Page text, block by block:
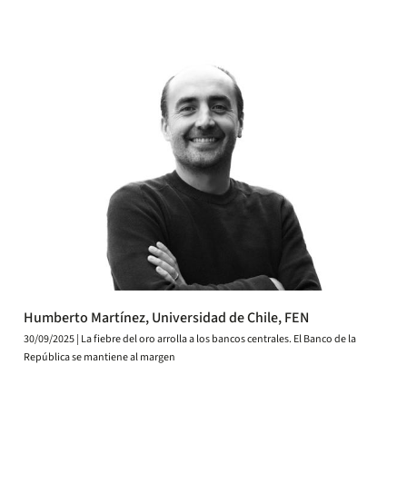
Humberto Martínez, Universidad de Chile, FEN
30/09/2025 | La fiebre del oro arrolla a los bancos centrales. El Banco de la
República se mantiene al margen